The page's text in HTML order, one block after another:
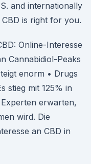
and internationally
is right for you.
Online-Interesse
Cannabidiol-Peaks
enorm • Drugs
stieg mit 125% in
erwarten,
wird. Die
an CBD in